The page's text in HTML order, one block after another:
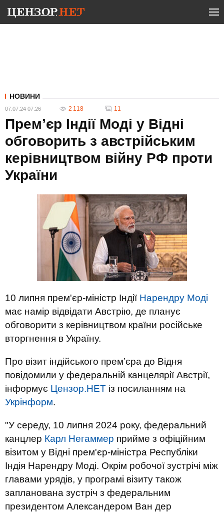
НОВИНИ
07.07.24 07:26 2 118 11
Прем’єр Індії Моді у Відні
обговорить з австрійським
керівництвом війну РФ проти
України
10 липня прем'єр-міністр Індії Нарендру Моді
має намір відвідати Австрію, де планує
обговорити з керівництвом країни російське
вторгнення в Україну.
Про візит індійського прем’єра до Відня
повідомили у федеральній канцелярії Австрії,
інформує Цензор.НЕТ із посиланням на
Укрінформ.
"У середу, 10 липня 2024 року, федеральний
канцлер Карл Негаммер прийме з офіційним
візитом у Відні прем'єр-міністра Республіки
Індія Нарендру Моді. Окрім робочої зустрічі між
главами урядів, у програмі візиту також
запланована зустріч з федеральним
президентом Александером Ван дер